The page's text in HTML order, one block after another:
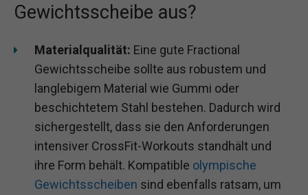
Gewichtsscheibe aus?
Materialqualität: Eine gute Fractional
Gewichtsscheibe sollte aus robustem und
langlebigem Material wie Gummi oder
beschichtetem Stahl bestehen. Dadurch wird
sichergestellt, dass sie den Anforderungen
intensiver CrossFit-Workouts standhält und
ihre Form behält. Kompatible olympische
Gewichtsscheiben sind ebenfalls ratsam, um